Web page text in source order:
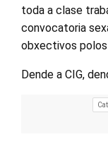
toda a clase
convocatoria
obxectivos polos
Dende a CIG,